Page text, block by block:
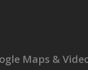
Maps &